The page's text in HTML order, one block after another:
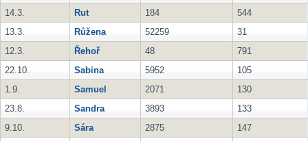
14.3.
Rut 184
544
13.3.
Růžena 52259
31
12.3.
Řehoř 48
791
22.10.
Sabina 5952
105
1.9.
Samuel 2071
130
23.8.
Sandra 3893
133
9.10.
Sára 2875
147